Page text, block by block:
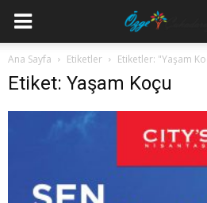
Ana Sayfa Etiketler Etiketler: "Yaşam
Etiket: Yaşam Koçu